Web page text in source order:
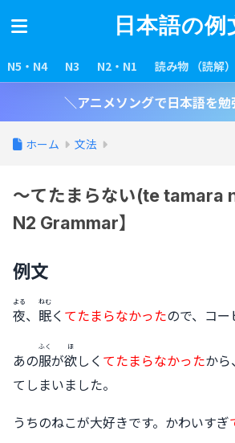
日本語の例
N5・N4 N3 N2・N1 読み物 （読解）
＼アニメソングで日本語を
ホーム 文法
〜てたまらない(te tamara
N2 Grammar】
例文
夜
よる
、 眠
ねむ
く てたまらなかったので、コー
あの服
ふく
が欲
ほ
しく てたまらなかったか
てしまいました。
うちのねこが大好きです。かわいすぎ